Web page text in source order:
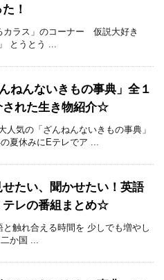
！
カラス」のコーナー 仮説大好き
とうとう ...
ねんないきもの事典」全１
された生き物紹介☆
人気の「ざんねんないきもの事典」
夏休みにEテレでア ...
たい、聞かせたい！英語
テレの番組まとめ☆
と触れ合える時間を 少しでも増やし
か国 ...